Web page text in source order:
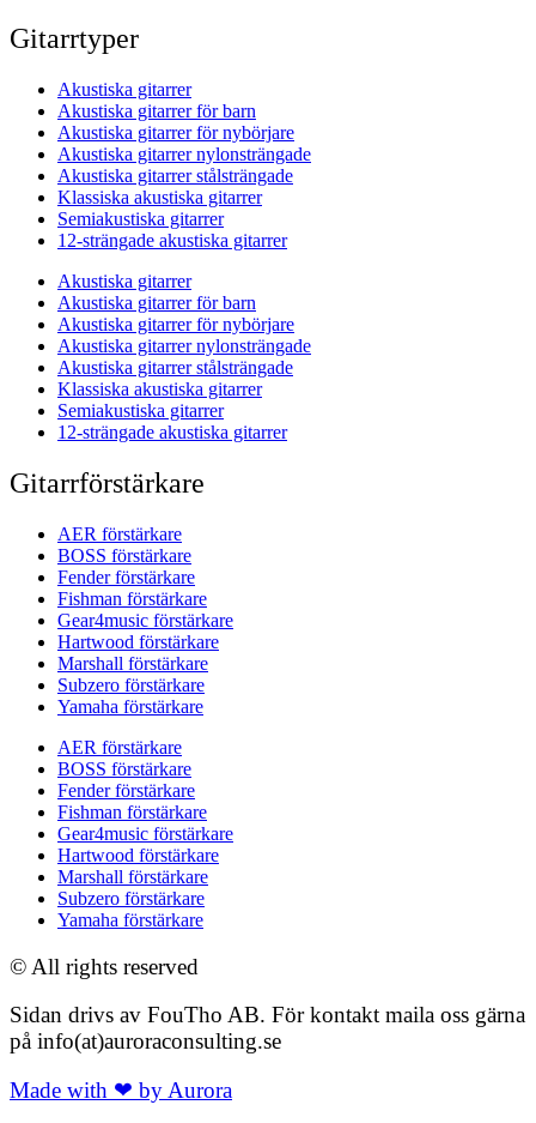
Gitarrtyper
Akustiska gitarrer
Akustiska gitarrer för barn
Akustiska gitarrer för nybörjare
Akustiska gitarrer nylonsträngade
Akustiska gitarrer stålsträngade
Klassiska akustiska gitarrer
Semiakustiska gitarrer
12-strängade akustiska gitarrer
Akustiska gitarrer
Akustiska gitarrer för barn
Akustiska gitarrer för nybörjare
Akustiska gitarrer nylonsträngade
Akustiska gitarrer stålsträngade
Klassiska akustiska gitarrer
Semiakustiska gitarrer
12-strängade akustiska gitarrer
Gitarrförstärkare
AER förstärkare
BOSS förstärkare
Fender förstärkare
Fishman förstärkare
Gear4music förstärkare
Hartwood förstärkare
Marshall förstärkare
Subzero förstärkare
Yamaha förstärkare
AER förstärkare
BOSS förstärkare
Fender förstärkare
Fishman förstärkare
Gear4music förstärkare
Hartwood förstärkare
Marshall förstärkare
Subzero förstärkare
Yamaha förstärkare
© All rights reserved
Sidan drivs av FouTho AB. För kontakt maila oss gärna
på info(at)auroraconsulting.se
Made with ❤ by Aurora